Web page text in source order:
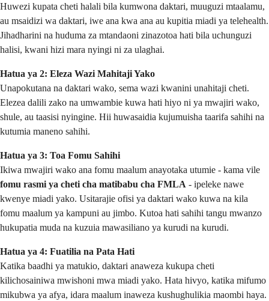
Huwezi kupata cheti halali bila kumwona daktari, muuguzi mtaalamu,
au msaidizi wa daktari, iwe ana kwa ana au kupitia miadi ya telehealth.
Jihadharini na huduma za mtandaoni zinazotoa hati bila uchunguzi
halisi, kwani hizi mara nyingi ni za ulaghai.
Hatua ya 2: Eleza Wazi Mahitaji Yako
Unapokutana na daktari wako, sema wazi kwanini unahitaji cheti.
Elezea dalili zako na umwambie kuwa hati hiyo ni ya mwajiri wako,
shule, au taasisi nyingine. Hii huwasaidia kujumuisha taarifa sahihi na
kutumia maneno sahihi.
Hatua ya 3: Toa Fomu Sahihi
Ikiwa mwajiri wako ana fomu maalum anayotaka utumie - kama vile
fomu rasmi ya cheti cha matibabu cha FMLA - ipeleke nawe
kwenye miadi yako. Usitarajie ofisi ya daktari wako kuwa na kila
fomu maalum ya kampuni au jimbo. Kutoa hati sahihi tangu mwanzo
hukupatia muda na kuzuia mawasiliano ya kurudi na kurudi.
Hatua ya 4: Fuatilia na Pata Hati
Katika baadhi ya matukio, daktari anaweza kukupa cheti
kilichosainiwa mwishoni mwa miadi yako. Hata hivyo, katika mifumo
mikubwa ya afya, idara maalum inaweza kushughulikia maombi haya.